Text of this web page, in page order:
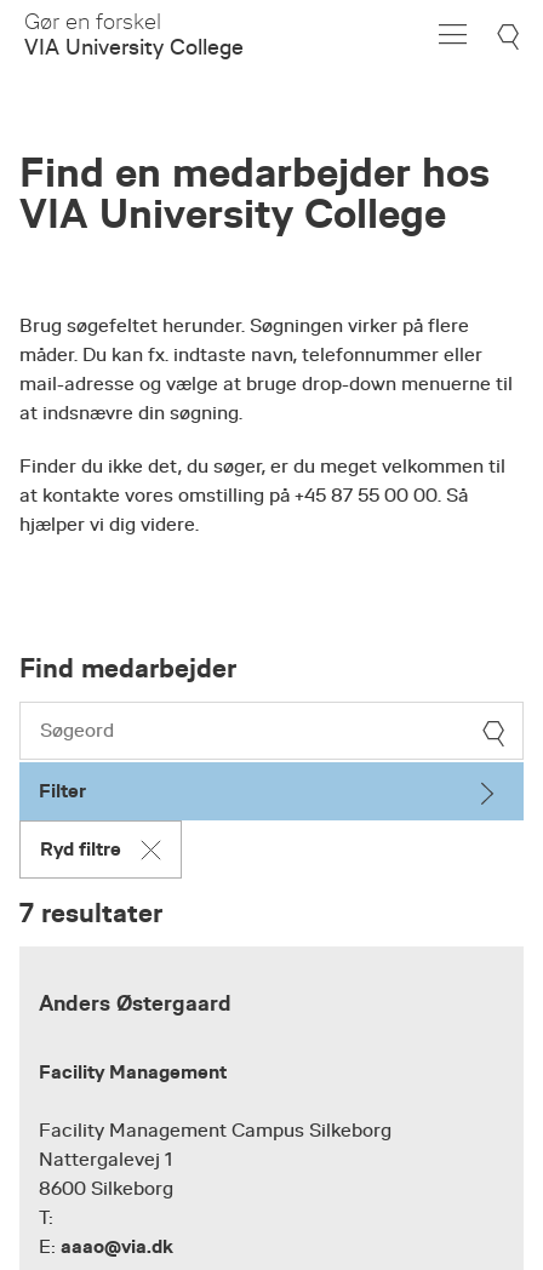
Skip
Main
Gør en forskel
VIA University College
Find en medarbejder hos
VIA University College
Brug søgefeltet herunder. Søgningen virker på flere
måder. Du kan fx. indtaste navn, telefonnummer eller
mail-adresse og vælge at bruge drop-down menuerne til
at indsnævre din søgning.
Finder du ikke det, du søger, er du meget velkommen til
at kontakte vores omstilling på +45 87 55 00 00. Så
hjælper vi dig videre.
Find medarbejder
Filter
Ryd filtre
7 resultater
Anders Østergaard
Facility Management
Facility Management Campus Silkeborg
Nattergalevej 1
8600 Silkeborg
T:
E: aaao@via.dk